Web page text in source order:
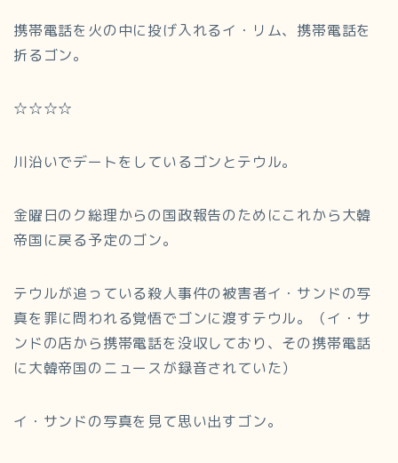
携帯電話を火の中に投げ入れるイ・リム、携帯電話を
折るゴン。
☆☆☆☆
川沿いでデートをしているゴンとテウル。
金曜日のク総理からの国政報告のためにこれから大韓
帝国に戻る予定のゴン。
テウルが追っている殺人事件の被害者イ・サンドの写
真を罪に問われる覚悟でゴンに渡すテウル。（イ・サ
ンドの店から携帯電話を没収しており、その携帯電話
に大韓帝国のニュースが録音されていた）
イ・サンドの写真を見て思い出すゴン。